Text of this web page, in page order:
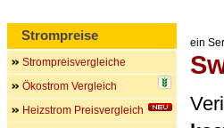
ein
Strompreise
Strompreisvergleiche
Ökostrom Vergleich
Heizstrom Preisvergleich